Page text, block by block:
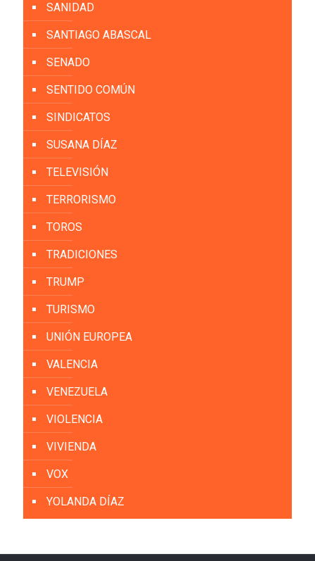
SANIDAD
SANTIAGO ABASCAL
SENADO
SENTIDO COMÚN
SINDICATOS
SUSANA DÍAZ
TELEVISIÓN
TERRORISMO
TOROS
TRADICIONES
TRUMP
TURISMO
UNIÓN EUROPEA
VALENCIA
VENEZUELA
VIOLENCIA
VIVIENDA
VOX
YOLANDA DÍAZ